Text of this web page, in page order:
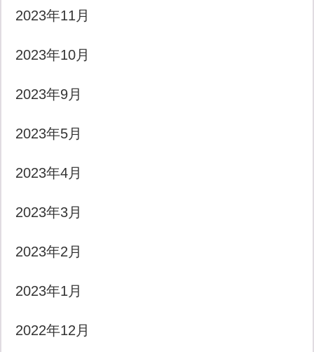
2023年11月
2023年10月
2023年9月
2023年5月
2023年4月
2023年3月
2023年2月
2023年1月
2022年12月